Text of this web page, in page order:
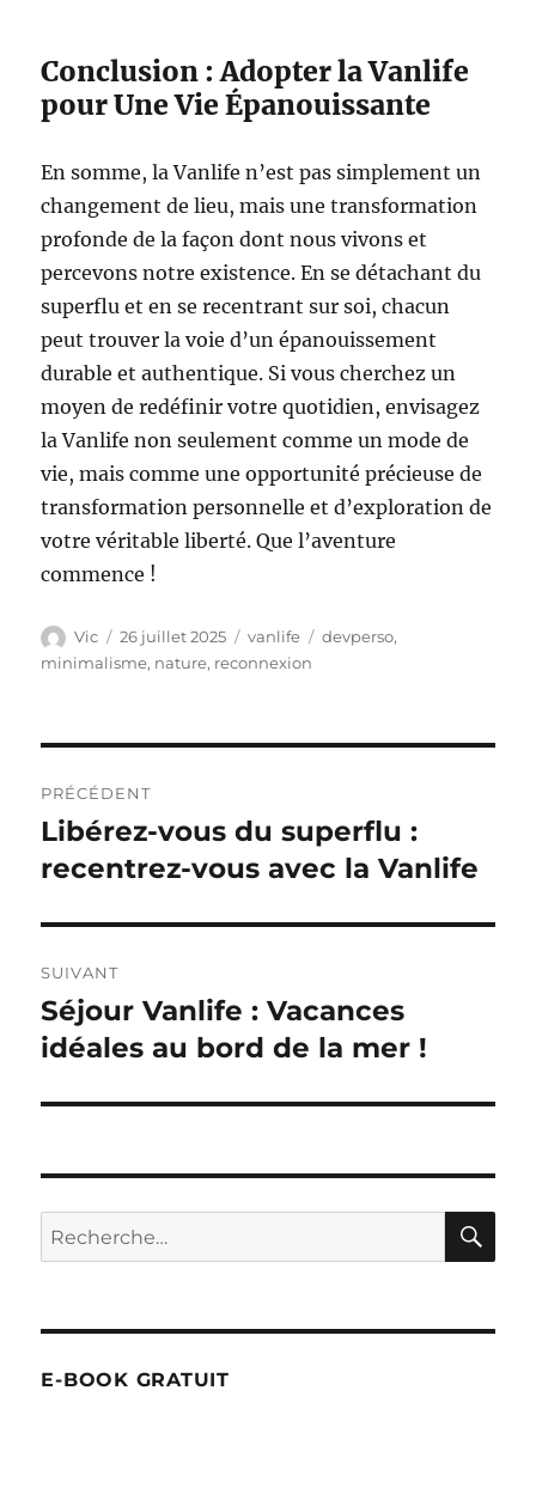
Conclusion : Adopter la Vanlife
pour Une Vie Épanouissante
En somme, la Vanlife n’est pas simplement un
changement de lieu, mais une transformation
profonde de la façon dont nous vivons et
percevons notre existence. En se détachant du
superflu et en se recentrant sur soi, chacun
peut trouver la voie d’un épanouissement
durable et authentique. Si vous cherchez un
moyen de redéfinir votre quotidien, envisagez
la Vanlife non seulement comme un mode de
vie, mais comme une opportunité précieuse de
transformation personnelle et d’exploration de
votre véritable liberté. Que l’aventure
commence !
Auteur
Vic
Publié
le
26 juillet 2025 Catégories
vanlife Étiquettes
devperso,
minimalisme, nature, reconnexion
de
l’article
PRÉCÉDENT
Publication
précédente :
Libérez-vous du superflu :
recentrez-vous avec la Vanlife
SUIVANT
Publication
suivante :
Séjour Vanlife : Vacances
idéales au bord de la mer !
Recherche
pour :
E-BOOK GRATUIT